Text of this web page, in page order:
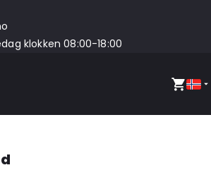
klokken 08:00-18:00